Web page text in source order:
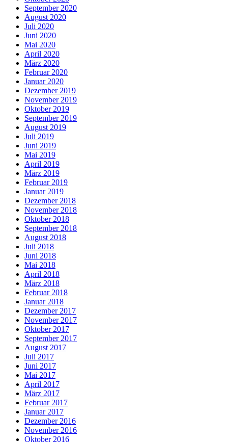
September 2020
August 2020
Juli 2020
Juni 2020
Mai 2020
April 2020
März 2020
Februar 2020
Januar 2020
Dezember 2019
November 2019
Oktober 2019
September 2019
August 2019
Juli 2019
Juni 2019
Mai 2019
April 2019
März 2019
Februar 2019
Januar 2019
Dezember 2018
November 2018
Oktober 2018
September 2018
August 2018
Juli 2018
Juni 2018
Mai 2018
April 2018
März 2018
Februar 2018
Januar 2018
Dezember 2017
November 2017
Oktober 2017
September 2017
August 2017
Juli 2017
Juni 2017
Mai 2017
April 2017
März 2017
Februar 2017
Januar 2017
Dezember 2016
November 2016
Oktober 2016